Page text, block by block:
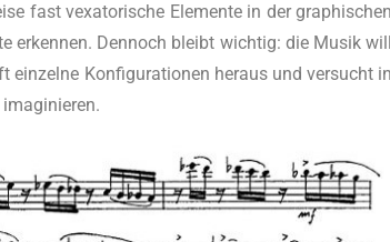
fast vexa­to­ri­sche Ele­men­te in der
erken­nen. Den­noch bleibt wich­tig: die Musik
ein­zel­ne Kon­fi­gu­ra­tio­nen her­aus und ver­sucht